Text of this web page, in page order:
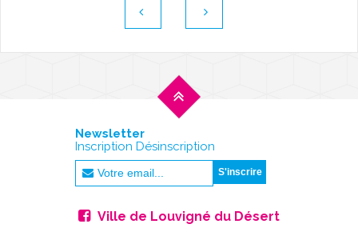
Newsletter
Inscription Désinscription
Ville de Louvigné du Désert